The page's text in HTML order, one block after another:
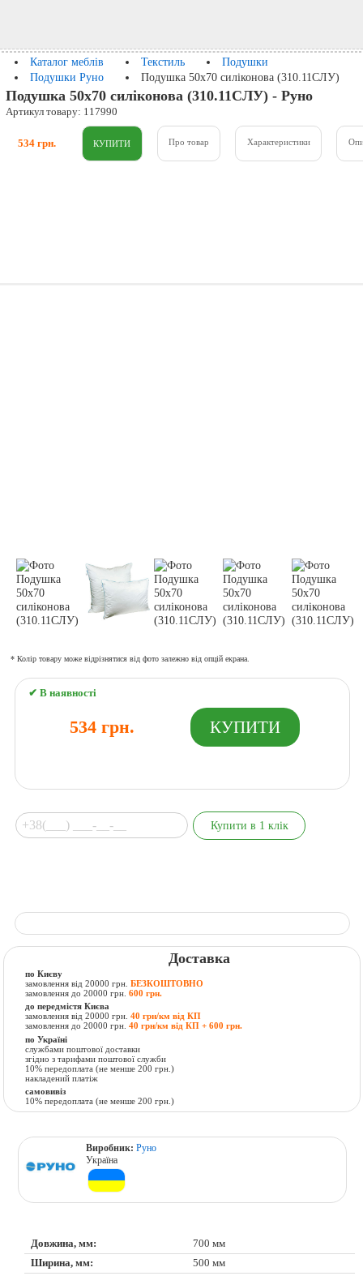
Каталог меблів Текстиль
Подушки
Подушки Руно
Подушка 50х70 силіконова (310.11СЛУ)
Подушка 50х70 силіконова (310.11СЛУ) - Руно
Артикул товару: 117990
534 грн. Про товар Характеристики
* Колір товару може відрізнятися від фото залежно від опцій екрана.
✔ В наявності
534 грн.
Доставка
по Києву
замовлення від 20000 грн.БЕЗКОШТОВНО
замовлення до 20000 грн.600 грн.
до передмістя Києва
замовлення від 20000 грн.40 грн/км від КП
замовлення до 20000 грн.40 грн/км від КП + 600 грн.
по Україні
службами поштової доставки
згідно з тарифами поштової служби
10% передоплата (не менше 200 грн.)
накладений платіж
самовивіз
10% передоплата (не менше 200 грн.)
Виробник:Руно
Україна
Довжина, мм:
700 мм
Ширина, мм:
500 мм